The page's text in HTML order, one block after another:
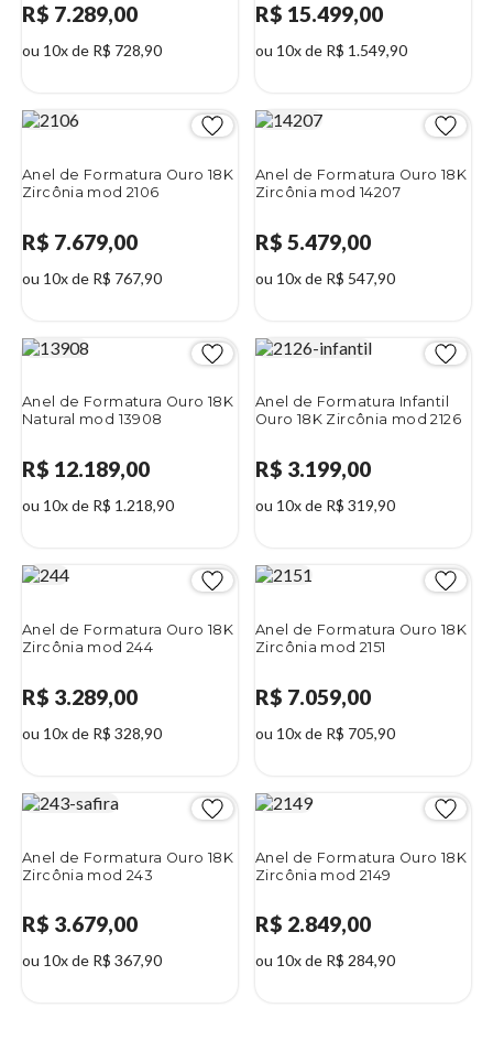
R$ 7.289,00
ou 10x de R$ 728,90
R$ 15.499,00
ou 10x de R$ 1.549,90
Anel de Formatura Ouro 18K
Zircônia mod 2106
R$ 7.679,00
ou 10x de R$ 767,90
Anel de Formatura Ouro 18K
Zircônia mod 14207
R$ 5.479,00
ou 10x de R$ 547,90
Anel de Formatura Ouro 18K
Natural mod 13908
R$ 12.189,00
ou 10x de R$ 1.218,90
Anel de Formatura Infantil
Ouro 18K Zircônia mod 2126
R$ 3.199,00
ou 10x de R$ 319,90
Anel de Formatura Ouro 18K
Zircônia mod 244
R$ 3.289,00
ou 10x de R$ 328,90
Anel de Formatura Ouro 18K
Zircônia mod 2151
R$ 7.059,00
ou 10x de R$ 705,90
Anel de Formatura Ouro 18K
Zircônia mod 243
R$ 3.679,00
ou 10x de R$ 367,90
Anel de Formatura Ouro 18K
Zircônia mod 2149
R$ 2.849,00
ou 10x de R$ 284,90